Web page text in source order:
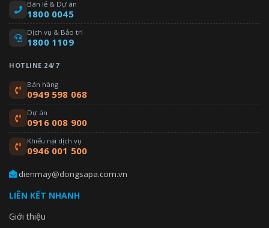
Bán lẻ & Dự án
1800 0045
Dịch vụ & Bảo trì
1800 1109
HOTLINE 24/7
Bán hàng
0949 598 068
Dự án
0916 008 900
Khiếu nại dịch vụ
0946 001 500
dienmay@dongsapa.com.vn
LIÊN KẾT NHANH
Giới thiệu